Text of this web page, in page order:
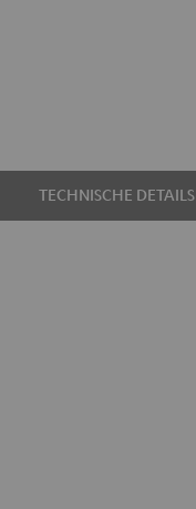
TECHNISCHE DETAILS